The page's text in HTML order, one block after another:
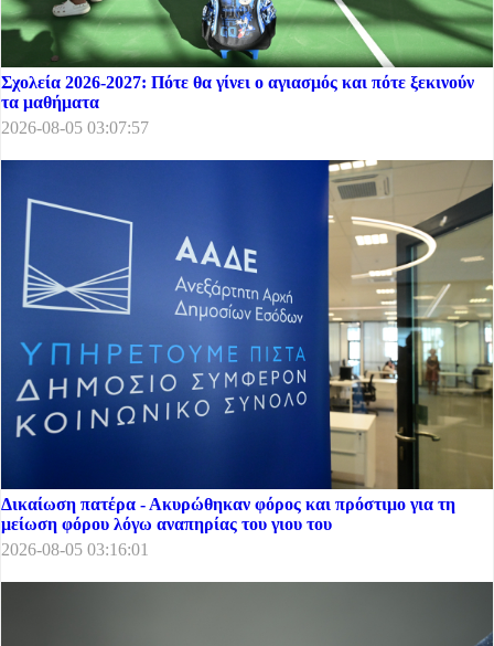
Σχολεία 2026-2027: Πότε θα γίνει ο αγιασμός και πότε ξεκινούν
τα μαθήματα
2026-08-05 03:07:57
Δικαίωση πατέρα - Ακυρώθηκαν φόρος και πρόστιμο για τη
μείωση φόρου λόγω αναπηρίας του γιου του
2026-08-05 03:16:01